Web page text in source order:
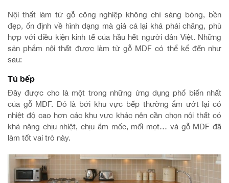
Nội thất làm từ gỗ công nghiệp không chỉ sáng bóng, bền
đẹp, ổn định về hình dạng mà giá cả lại khá phải chăng, phù
hợp với điều kiện kinh tế của hầu hết người dân Việt. Những
sản phẩm nội thất được làm từ gỗ MDF có thể kể đến như
sau:
Tủ bếp
Đây được cho là một trong những ứng dụng phổ biến nhất
của gỗ MDF. Đó là bởi khu vực bếp thường ẩm ướt lại có
nhiệt độ cao hơn các khu vực khác nên cần chọn nội thất có
khả năng chịu nhiệt, chịu ẩm mốc, mối mọt… và gỗ MDF đã
làm tốt vai trò này.